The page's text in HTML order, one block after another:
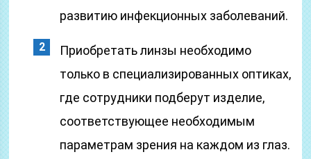
развитию инфекционных заболеваний.
Приобретать линзы необходимо
только в специализированных оптиках,
где сотрудники подберут изделие,
соответствующее необходимым
параметрам зрения на каждом из глаз.